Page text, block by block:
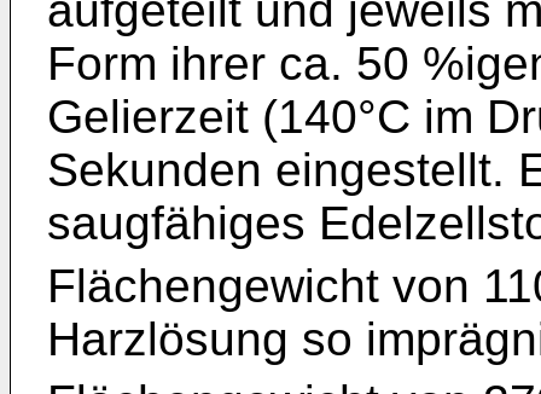
Form ihrer ca. 50
Gelierzeit (140°C im
Sekunden eingestellt.
saugfähiges
Flächengewicht von
Harzlösung so